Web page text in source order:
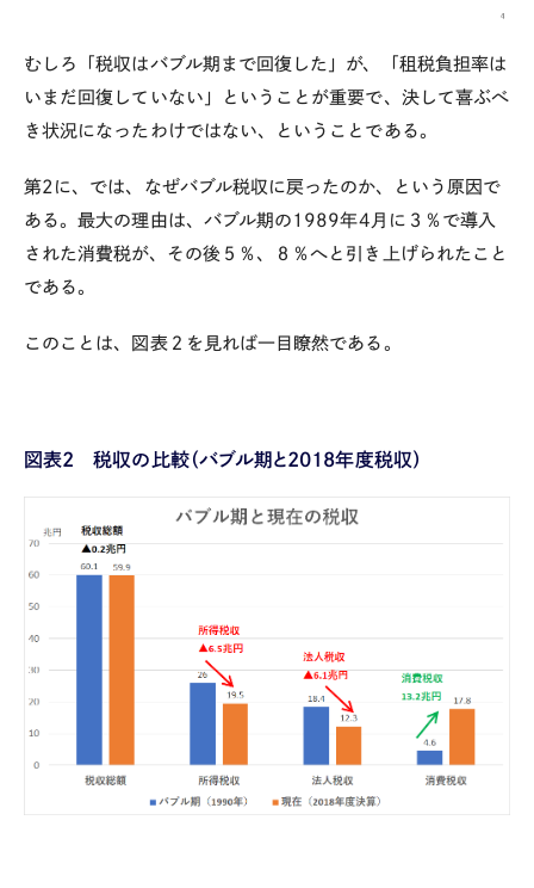
むしろ「税収はバブル期まで回復した」が、「租税負担率は
いまだ回復していない」ということが重要で、決して喜ぶべ
き状況になったわけではない、ということである。
第2 に、では、なぜバブル税収に戻ったのか、という原因で
ある。最大の理由は、バブル期の 1989年4 月に３％で導入
された消費税が、その後５％、８％へと引き上げられたこと
である。
このことは、図表２を見れば一目瞭然である。
図表2 税収の比較（バブル期と2018年度税収）